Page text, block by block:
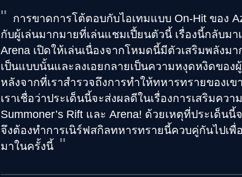
การขาดการโต้ตอบกับไอเทมแบบ On-Hit ของ
กับผู้เล่นมากมายที่เล่นแชมเปี้ยนตัวนี้ เรื่องนี้กลับม
Arena เปิดให้เล่นเนื่องจากโหมดนี้มีตัวเสริมพลัง
เป็นแบบนั้นและลงเอยกลายเป็นความหงุดหงิดขอ
หลังจากที่เราสำรวจถึงการทำให้ทหารทรายของเ
เราเชื่อว่าประเด็นนี้จะส่งผลดีในเรื่องการเสริมค
Summoner’s Rift และ Arena! ด้วยเหตุที่ประเด็น
จึงต้องทำการเนิร์ฟสกิลทหารทรายนี้ควบคู่กันไปเ
มาในครั้งนี้